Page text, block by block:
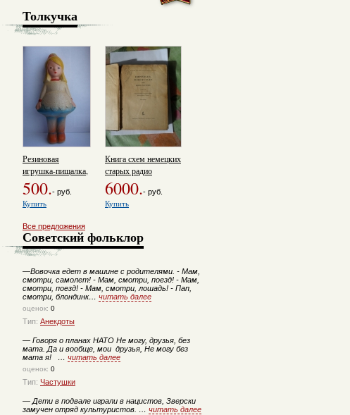
Толкучка
Резиновая
игрушка-пищалка,
500.- руб.
Купить
Книга схем немецких
старых радио
6000.- руб.
Купить
Все предложения
Советский фольклор
—Вовочка едет в машине с родителями. - Мам,
смотри, самолет! - Мам, смотри, поезд! - Мам,
смотри, поезд! - Мам, смотри, лошадь! - Пап,
смотри, блондинк… читать далее
оценок: 0
Тип: Анекдоты
— Говоря о планах НАТО Не могу, друзья, без
мата. Да и вообще, мои друзья, Не могу без
мата я! … читать далее
оценок: 0
Тип: Частушки
— Дети в подвале играли в нацистов, Зверски
замучен отряд культуристов. … читать далее